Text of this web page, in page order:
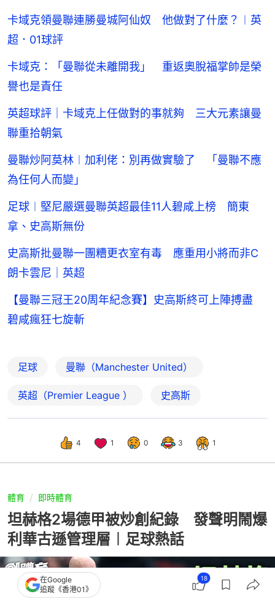
卡域克領曼聯連勝曼城阿仙奴 他做對了什麼？︱英
超．01球評
卡域克：「曼聯從未離開我」 重返奧脫福掌帥是榮
譽也是責任
英超球評｜卡域克上任做對的事就夠 三大元素讓曼
聯重拾朝氣
曼聯炒阿莫林︱加利佬：別再做實驗了 「曼聯不應
為任何人而變」
足球︱堅尼嚴選曼聯英超最佳11人碧咸上榜 簡東
拿、史高斯無份
史高斯批曼聯一團糟更衣室有毒 應重用小將而非C
朗卡雲尼｜英超
【曼聯三冠王20周年紀念賽】史高斯終可上陣搏盡
碧咸瘋狂七旋斬
足球 曼聯（Manchester United）
英超（Premier League ） 史高斯
4 1 0 3 1
體育 即時體育
坦赫格2場德甲被炒創紀錄 發聲明鬧爆
利華古遜管理層︱足球熱話
在Google
追蹤《香港01》
18